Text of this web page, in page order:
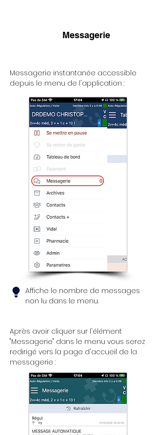
Messagerie
Messagerie instantanée accessible
depuis le menu de l'application :
Affiche le nombre de messages
non lu dans le menu.
Après avoir cliquer sur l'élément
"Messagerie" dans le menu vous serez
redirigé vers la page d'accueil de la
messagerie :